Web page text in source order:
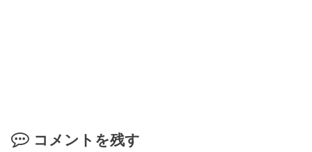
コメントを残す